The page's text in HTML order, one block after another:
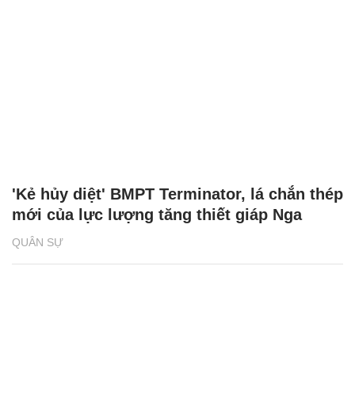
QUÂN SỰ
'Kẻ hủy diệt' BMPT Terminator, lá chắn thép
mới của lực lượng tăng thiết giáp Nga